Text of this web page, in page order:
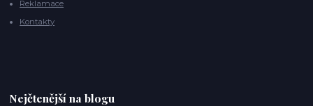
Reklamace
Kontakty
Nejčtenější na blogu